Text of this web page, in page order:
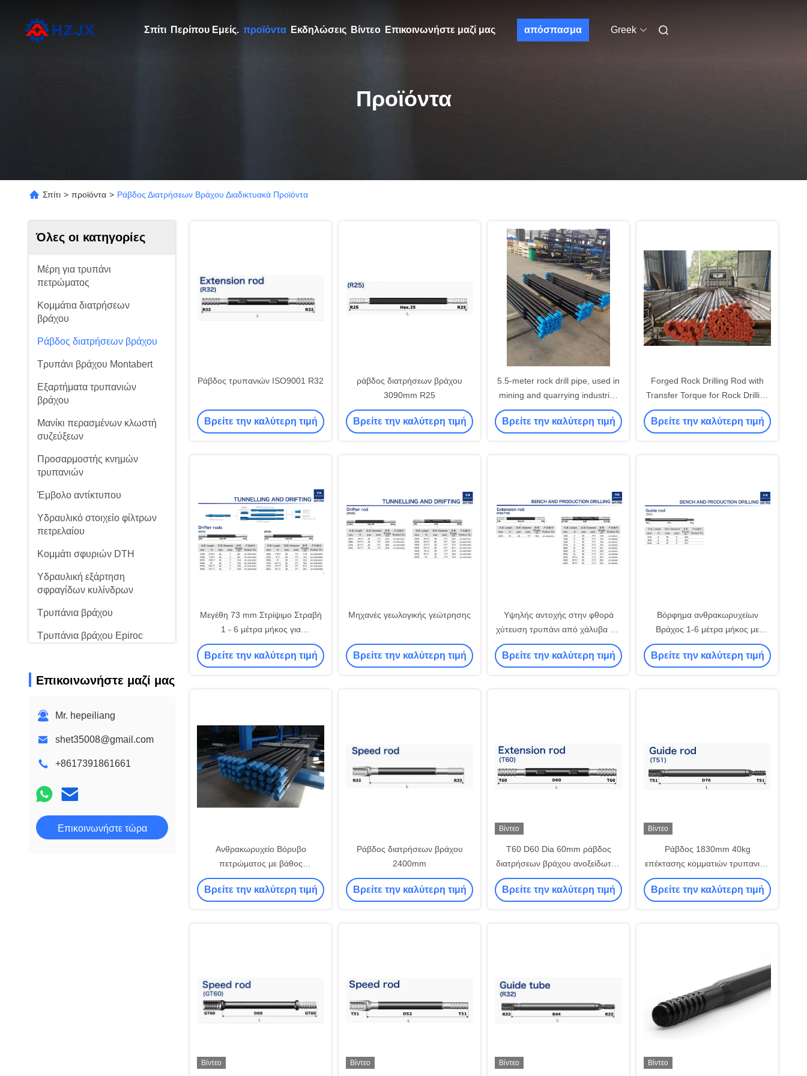
Σπίτι Περίπου Εμείς. προϊόντα Εκδηλώσεις Βίντεο Επικοινωνήστε μαζί μας απόσπασμα Greek
Προϊόντα
Σπίτι > προϊόντα > Ράβδος Διατρήσεων Βράχου Διαδικτυακά Προϊόντα
Όλες οι κατηγορίες
Μέρη για τρυπάνι
πετρώματος
Κομμάτια διατρήσεων
βράχου
Ράβδος διατρήσεων βράχου
Τρυπάνι βράχου Montabert
Εξαρτήματα τρυπανιών
βράχου
Μανίκι περασμένων κλωστή
συζεύξεων
Προσαρμοστής κνημών
τρυπανιών
Έμβολο αντίκτυπου
Υδραυλικό στοιχείο φίλτρων
πετρελαίου
Κομμάτι σφυριών DTH
Υδραυλική εξάρτηση
σφραγίδων κυλίνδρων
Τρυπάνια βράχου
Τρυπάνια βράχου Epiroc
Επικοινωνήστε μαζί μας
Mr. hepeiliang
shet35008@gmail.com
+8617391861661
Επικοινωνήστε τώρα
Ράβδος τρυπανιών ISO9001 R32
Βρείτε την καλύτερη τιμή
ράβδος διατρήσεων βράχου
3090mm R25
Βρείτε την καλύτερη τιμή
5.5-meter rock drill pipe, used in
mining and quarrying industries
to transmit torque and achieve
smooth and precise drilling.
Βρείτε την καλύτερη τιμή
Forged Rock Drilling Rod with
Transfer Torque for Rock Drilling
Applications
Βρείτε την καλύτερη τιμή
Μεγέθη 73 mm Στρίψιμο Στραβή
1 - 6 μέτρα μήκος για
επιχειρήσεις ανακούφισης σε
καταστάσεις καταστροφής
Βρείτε την καλύτερη τιμή
Μηχανές γεωλογικής γεώτρησης
Βρείτε την καλύτερη τιμή
Υψηλής αντοχής στην φθορά
χύτευση τρυπάνι από χάλυβα για
επεξεργασία θερμής προώθησης
Βρείτε την καλύτερη τιμή
Βόρφημα ανθρακωρυχείων
Βράχος 1-6 μέτρα μήκος με
σκληρότητα HRC 48-55
Βρείτε την καλύτερη τιμή
Ανθρακωρυχείο Βόρυβο
πετρώματος με βάθος
γεώτρησης 50-100 μέτρα
Βρείτε την καλύτερη τιμή
Ράβδος διατρήσεων βράχου
2400mm
Βρείτε την καλύτερη τιμή
Βίντεο
T60 D60 Dia 60mm ράβδος
διατρήσεων βράχου ανοξείδωτου
1525mm
Βρείτε την καλύτερη τιμή
Βίντεο
Ράβδος 1830mm 40kg
επέκτασης κομματιών τρυπανιών
μεταλλείας D76 T51
μεταλλεύματος
Βρείτε την καλύτερη τιμή
Βίντεο Βίντεο Βίντεο Βίντεο